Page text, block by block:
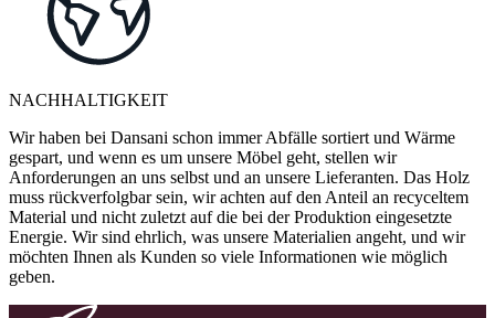
NACHHALTIGKEIT
Wir haben bei Dansani schon immer Abfälle sortiert und Wärme
gespart, und wenn es um unsere Möbel geht, stellen wir
Anforderungen an uns selbst und an unsere Lieferanten. Das Holz
muss rückverfolgbar sein, wir achten auf den Anteil an recyceltem
Material und nicht zuletzt auf die bei der Produktion eingesetzte
Energie. Wir sind ehrlich, was unsere Materialien angeht, und wir
möchten Ihnen als Kunden so viele Informationen wie möglich
geben.